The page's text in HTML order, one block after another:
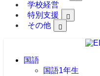
学校経営
特別支援
その他
国語
国語1年生